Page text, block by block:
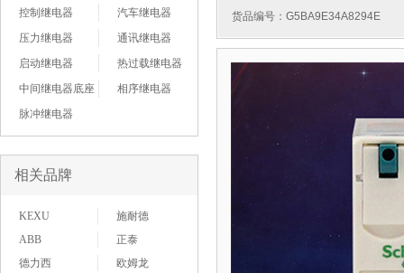
控制继电器
汽车继电器
压力继电器
通讯继电器
启动继电器
热过载继电器
中间继电器底座
相序继电器
脉冲继电器
相关品牌
KEXU
施耐德
ABB
正泰
德力西
欧姆龙
货品编号：G5BA9E34A8294E